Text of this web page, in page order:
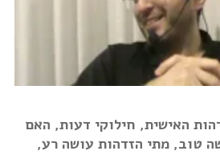
האישית, חילוקי דעות, האם
טוב, מתי הזדהות עושה רע,